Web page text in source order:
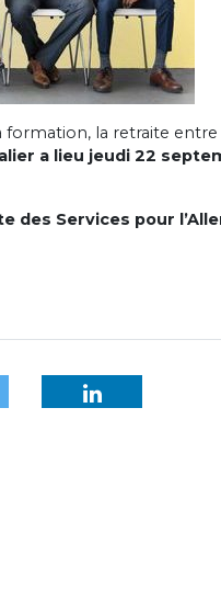
formation, la retraite
a lieu jeudi 22
des Services pour